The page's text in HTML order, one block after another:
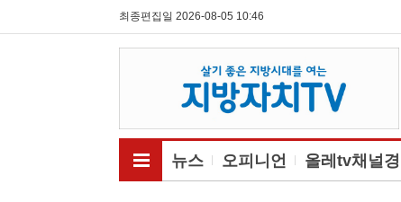
최종편집일 2026-08-05 10:46
뉴스 오피니언 올레tv채널
전체메뉴보기